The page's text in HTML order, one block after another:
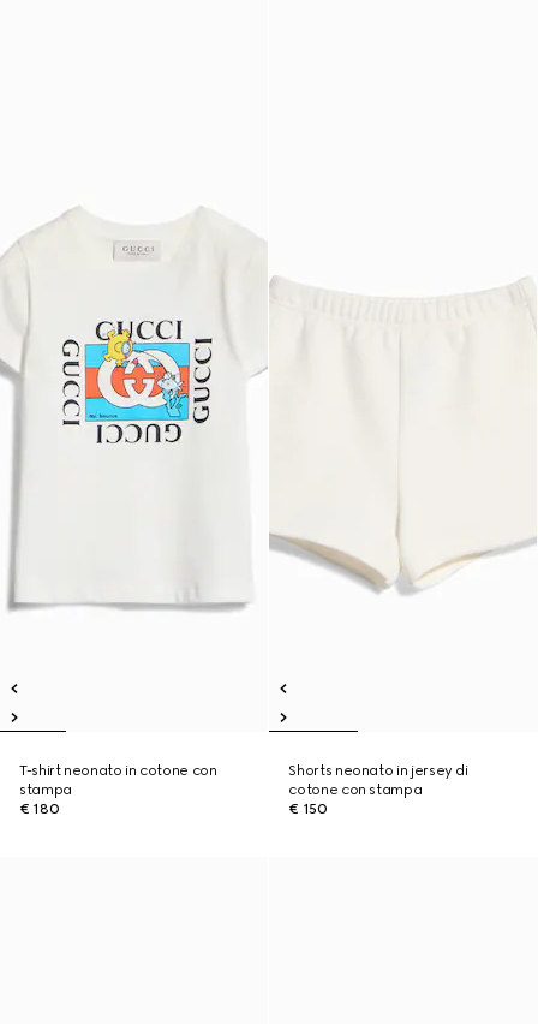
T-shirt neonato in cotone con
stampa
€ 180
Shorts neonato in jersey di
cotone con stampa
€ 150